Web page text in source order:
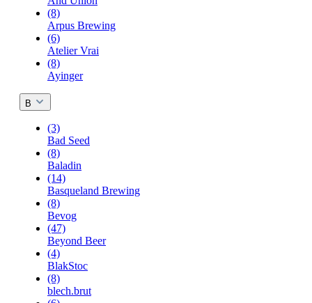
(8)
Arpus Brewing
(6)
Atelier Vrai
(8)
Ayinger
B
(3)
Bad Seed
(8)
Baladin
(14)
Basqueland Brewing
(8)
Bevog
(47)
Beyond Beer
(4)
BlakStoc
(8)
blech.brut